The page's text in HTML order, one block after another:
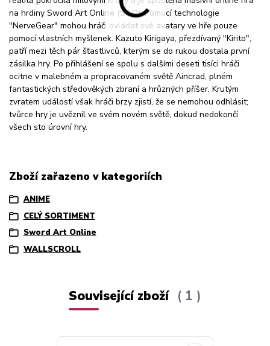
na hrdiny Sword Art Online (SAO). Pomocí technologie
"NerveGear" mohou hráči ovládat své avatary ve hře pouze
pomocí vlastních myšlenek. Kazuto Kirigaya, přezdívaný "Kirito",
patří mezi těch pár šťastlivců, kterým se do rukou dostala první
zásilka hry. Po přihlášení se spolu s dalšími deseti tisíci hráči
ocitne v malebném a propracovaném světě Aincrad, plném
fantastických středověkých zbraní a hrůzných příšer. Krutým
zvratem událostí však hráči brzy zjistí, že se nemohou odhlásit;
tvůrce hry je uvěznil ve svém novém světě, dokud nedokončí
všech sto úrovní hry.
Zboží zařazeno v kategoriích
ANIME
CELÝ SORTIMENT
Sword Art Online
WALLSCROLL
Související zboží 1